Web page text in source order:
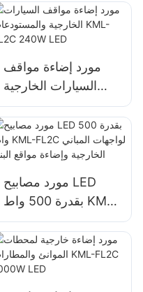
الجدران والمساحات
الخارجية
مورد إضاءة مواقف
السيارات الخارجية
والمستودعات KML-
FL2C 240W LED
مورد مصابيح LED
بقدرة 500 واط KML-
FL2C لواجهات المباني
الخارجية وإضاءة مواقع
البناء